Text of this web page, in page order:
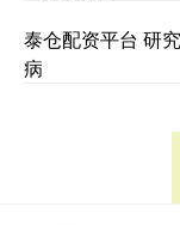
泰仓配资平台 研
病